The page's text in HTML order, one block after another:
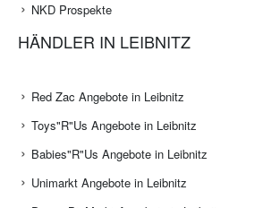
NKD Prospekte
HÄNDLER IN LEIBNITZ
Red Zac Angebote in Leibnitz
Toys"R"Us Angebote in Leibnitz
Babies"R"Us Angebote in Leibnitz
Unimarkt Angebote in Leibnitz